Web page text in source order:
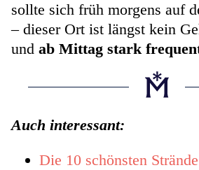
sollte sich früh morgens auf
– dieser Ort ist längst kein
und ab Mittag stark
Auch interessant:
Die 10 schönsten